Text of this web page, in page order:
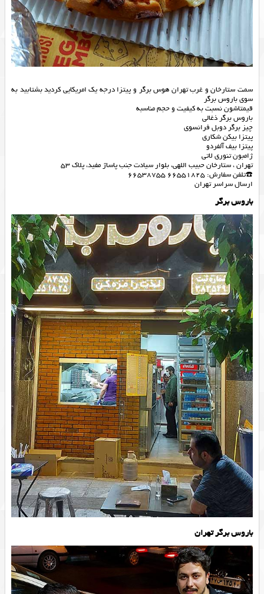
سمت ستارخان و‌ غرب تهران هوس برگر و پیتزا درجه یک امریکایی کردید بشتابید به
سوی باروس برگر
قیمتاشون نسبت به کیفیت و‌ حجم مناسبه
باروس برگر ذغالی
چیز برگر دوبل فرانسوی
پیتزا بیکن شکاری
پیتزا بیف آلفردو
ژامبون تنوری لاتی
تهران ، ستارخان حبیب اللهی، بلوار سیادت جنب پاساژ مفید، پلاک 53
☎️تلفن سفارش: 66551825 66538755
ارسال سراسر تهران
باروس برگر
باروس برگر تهران